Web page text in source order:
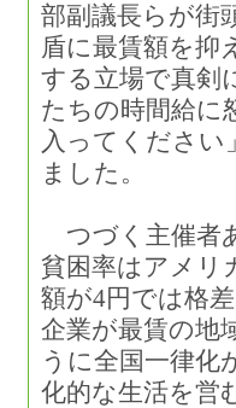
部副議長らが街
盾に最賃額を抑
する立場で真剣
たちの時間給に
入ってください
ました。
つづく主催者
貧困率はアメリ
額が4円では格
企業が最賃の地
うに全国一律化
化的な生活を営